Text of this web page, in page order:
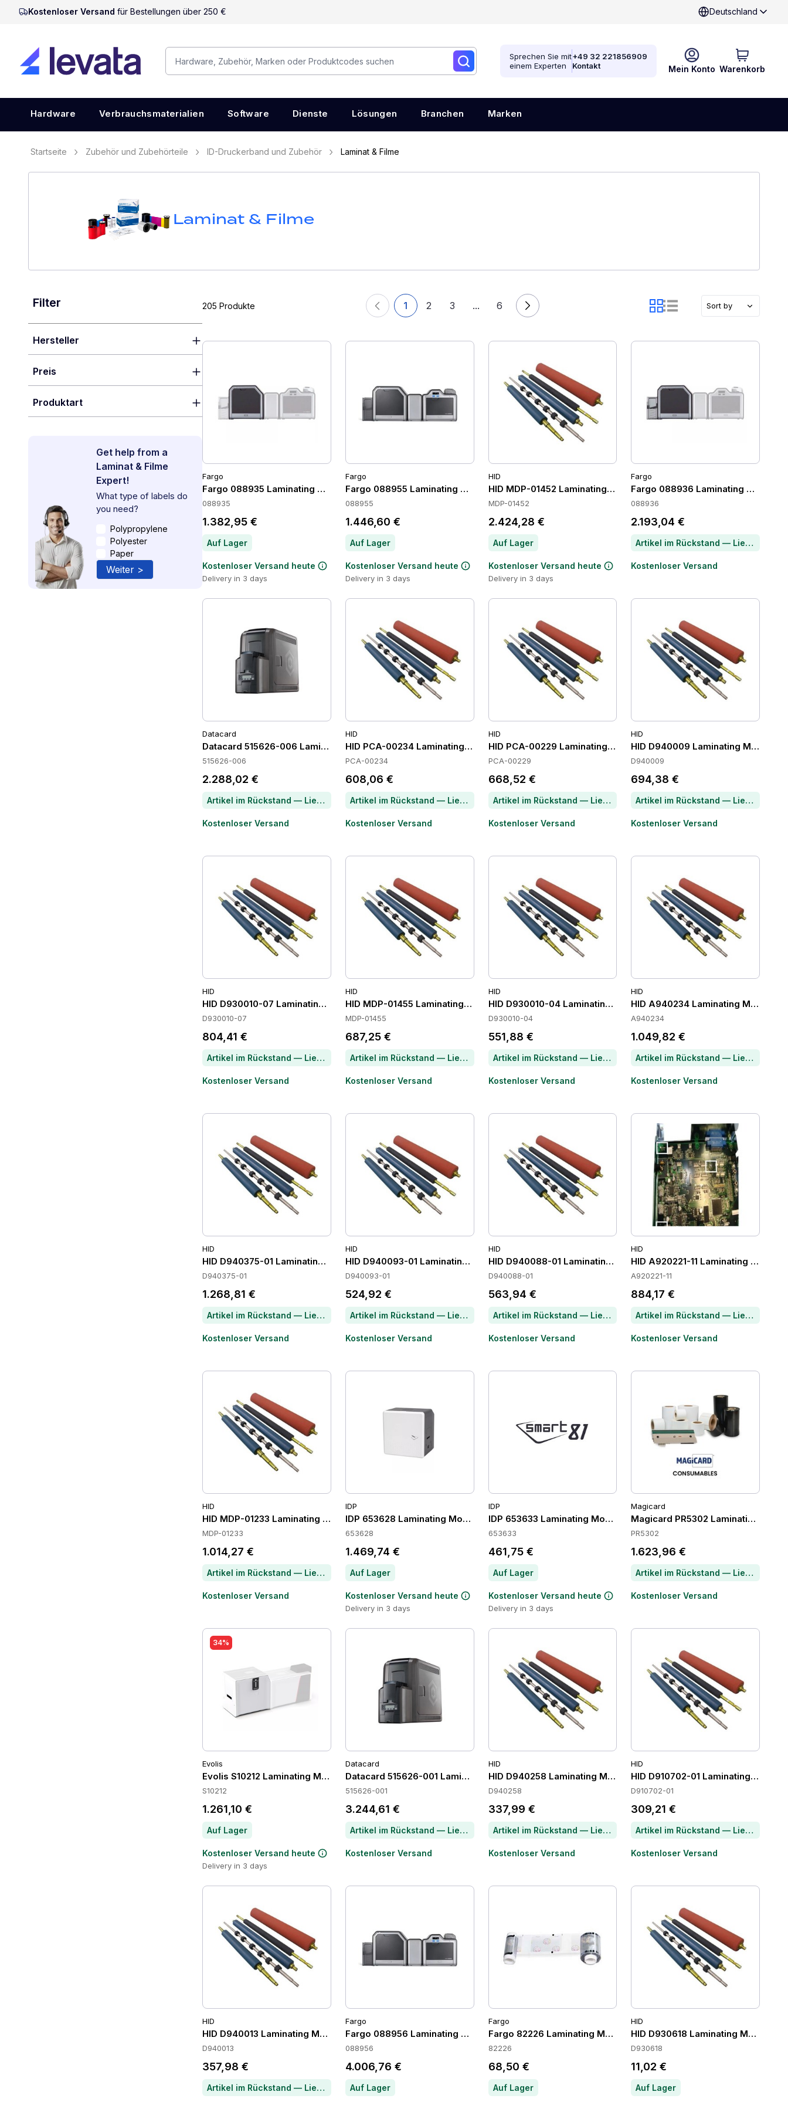
Kostenloser Versand für Bestellungen über 250 € Deutschland
Mein Konto Warenkorb
Sprechen Sie mit
einem Experten
+49 32 221856909
Kontakt
Hardware Verbrauchsmaterialien Software Dienste Lösungen Branchen Marken
Startseite Zubehör und Zubehörteile ID-Druckerband und Zubehör Laminat & Filme
Laminat & Filme
Filter
Hersteller
Preis
Produktart
Get help from a
Laminat & Filme
Expert!
What type of labels do
you need?
Polypropylene
Polyester
Paper
Weiter >
205 Produkte 1 2 3 ... 6 Sort by
Fargo
Fargo 088935 Laminating Modules
088935
1.382,95 €
Auf Lager
Kostenloser Versand heute
Delivery in 3 days
Fargo
Fargo 088955 Laminating Modules
088955
1.446,60 €
Auf Lager
Kostenloser Versand heute
Delivery in 3 days
HID
HID MDP-01452 Laminating Modules
MDP-01452
2.424,28 €
Auf Lager
Kostenloser Versand heute
Delivery in 3 days
Fargo
Fargo 088936 Laminating Modules
088936
2.193,04 €
Artikel im Rückstand — Lieferzeit per Chat erfragen
Kostenloser Versand
Datacard
Datacard 515626-006 Laminating Modules
515626-006
2.288,02 €
Artikel im Rückstand — Lieferzeit per Chat erfragen
Kostenloser Versand
HID
HID PCA-00234 Laminating Modules
PCA-00234
608,06 €
Artikel im Rückstand — Lieferzeit per Chat erfragen
Kostenloser Versand
HID
HID PCA-00229 Laminating Modules
PCA-00229
668,52 €
Artikel im Rückstand — Lieferzeit per Chat erfragen
Kostenloser Versand
HID
HID D940009 Laminating Modules
D940009
694,38 €
Artikel im Rückstand — Lieferzeit per Chat erfragen
Kostenloser Versand
HID
HID D930010-07 Laminating Modules
D930010-07
804,41 €
Artikel im Rückstand — Lieferzeit per Chat erfragen
Kostenloser Versand
HID
HID MDP-01455 Laminating Modules
MDP-01455
687,25 €
Artikel im Rückstand — Lieferzeit per Chat erfragen
Kostenloser Versand
HID
HID D930010-04 Laminating Modules
D930010-04
551,88 €
Artikel im Rückstand — Lieferzeit per Chat erfragen
Kostenloser Versand
HID
HID A940234 Laminating Modules
A940234
1.049,82 €
Artikel im Rückstand — Lieferzeit per Chat erfragen
Kostenloser Versand
HID
HID D940375-01 Laminating Modules
D940375-01
1.268,81 €
Artikel im Rückstand — Lieferzeit per Chat erfragen
Kostenloser Versand
HID
HID D940093-01 Laminating Modules
D940093-01
524,92 €
Artikel im Rückstand — Lieferzeit per Chat erfragen
Kostenloser Versand
HID
HID D940088-01 Laminating Modules
D940088-01
563,94 €
Artikel im Rückstand — Lieferzeit per Chat erfragen
Kostenloser Versand
HID
HID A920221-11 Laminating
A920221-11
884,17 €
Artikel im Rückstand — Lieferzeit per Chat erfragen
Kostenloser Versand
HID
HID MDP-01233 Laminating Modules
MDP-01233
1.014,27 €
Artikel im Rückstand — Lieferzeit per Chat erfragen
Kostenloser Versand
IDP
IDP 653628 Laminating Modules
653628
1.469,74 €
Auf Lager
Kostenloser Versand heute
Delivery in 3 days
IDP
IDP 653633 Laminating Modules
653633
461,75 €
Auf Lager
Kostenloser Versand heute
Delivery in 3 days
Magicard
Magicard PR5302 Laminating
PR5302
1.623,96 €
Artikel im Rückstand — Lieferzeit per Chat erfragen
Kostenloser Versand
34%
Evolis
Evolis S10212 Laminating Modules
S10212
1.261,10 €
Auf Lager
Kostenloser Versand heute
Delivery in 3 days
Datacard
Datacard 515626-001 Laminating Modules
515626-001
3.244,61 €
Artikel im Rückstand — Lieferzeit per Chat erfragen
Kostenloser Versand
HID
HID D940258 Laminating Modules
D940258
337,99 €
Artikel im Rückstand — Lieferzeit per Chat erfragen
Kostenloser Versand
HID
HID D910702-01 Laminating
D910702-01
309,21 €
Artikel im Rückstand — Lieferzeit per Chat erfragen
Kostenloser Versand
HID
HID D940013 Laminating Modules
D940013
357,98 €
Artikel im Rückstand — Lieferzeit per Chat erfragen
Fargo
Fargo 088956 Laminating Modules
088956
4.006,76 €
Auf Lager
Fargo
Fargo 82226 Laminating Modules
82226
68,50 €
Auf Lager
HID
HID D930618 Laminating Modules
D930618
11,02 €
Auf Lager